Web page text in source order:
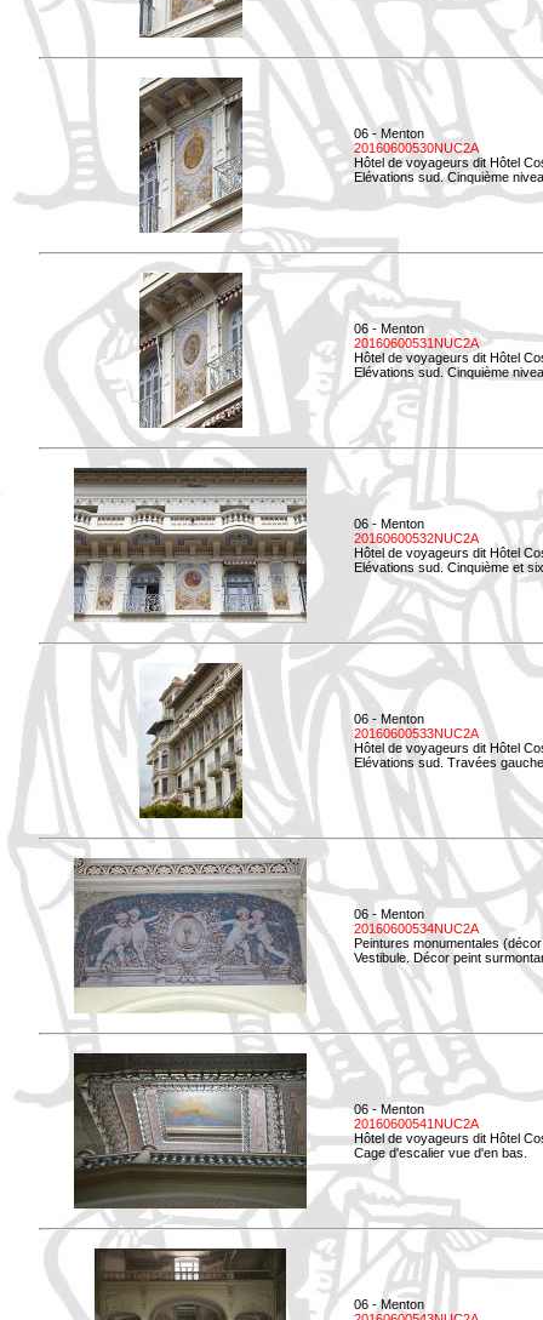
06 - Menton
20160600530NUC2A
Hôtel de voyageurs dit Hôtel
Elévations sud. Cinquième
06 - Menton
20160600531NUC2A
Hôtel de voyageurs dit Hôtel
Elévations sud. Cinquième
06 - Menton
20160600532NUC2A
Hôtel de voyageurs dit Hôtel
Elévations sud. Cinquième et
06 - Menton
20160600533NUC2A
Hôtel de voyageurs dit Hôtel
Elévations sud. Travées
06 - Menton
20160600534NUC2A
Peintures monumentales
Vestibule. Décor peint
06 - Menton
20160600541NUC2A
Hôtel de voyageurs dit Hôtel
Cage d'escalier vue d'en bas.
06 - Menton